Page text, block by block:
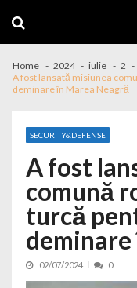
Home 2024 iulie
2
A fost lansată misiunea
deminare în Marea Neagră
SECURITY&DEFENSE
A fost
comună
turcă
02/07/2024 0